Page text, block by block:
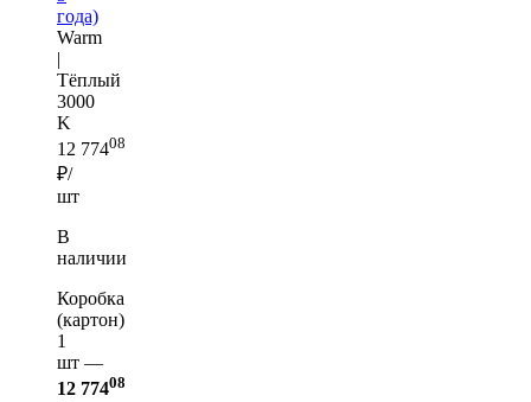
года)
Warm
|
Тёплый
3000
K
12 77408
₽/
шт
В
наличии
Коробка
(картон)
1
шт —
12 77408